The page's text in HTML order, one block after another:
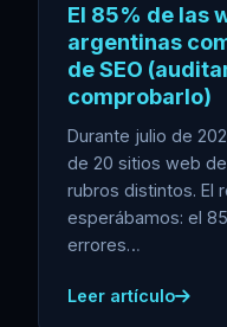
El 85% de las
argentinas
de SEO
comprobarlo)
Durante julio de
de 20 sitios web
rubros distintos. El
esperábamos: el
errores…
Leer artículo